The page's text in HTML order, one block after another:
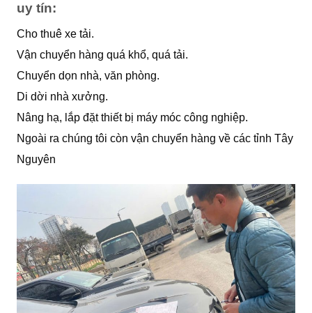
uy tín:
Cho thuê xe tải.
Vận chuyển hàng quá khổ, quá tải.
Chuyển dọn nhà, văn phòng.
Di dời nhà xưởng.
Nâng hạ, lắp đặt thiết bị máy móc công nghiệp.
Ngoài ra chúng tôi còn vận chuyển hàng về các tỉnh Tây
Nguyên